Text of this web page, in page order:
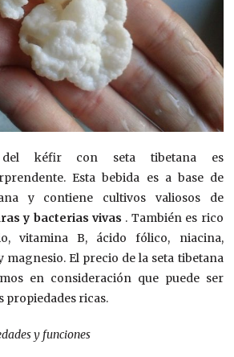
del kéfir con seta tibetana es
Esta bebida es a base de
y contiene cultivos valiosos de
y bacterias vivas . También es rico
vitamina B, ácido fólico, niacina,
El precio de la seta tibetana
en consideración que puede ser
propiedades ricas.
y funciones